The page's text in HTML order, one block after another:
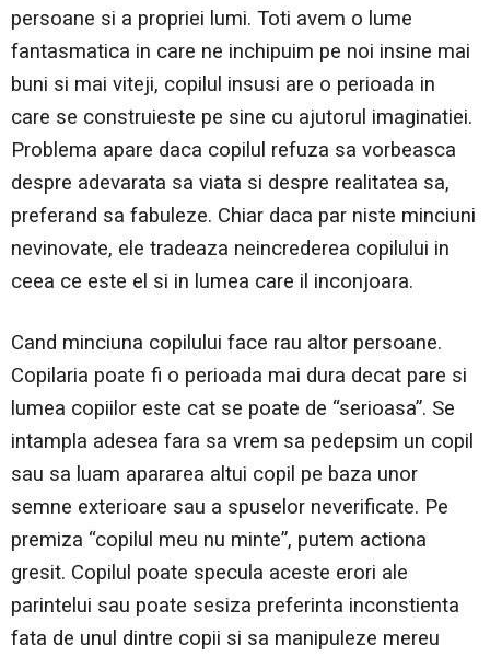
persoane si a propriei lumi. Toti avem o lume
fantasmatica in care ne inchipuim pe noi insine mai
buni si mai viteji, copilul insusi are o perioada in
care se construieste pe sine cu ajutorul imaginatiei.
Problema apare daca copilul refuza sa vorbeasca
despre adevarata sa viata si despre realitatea sa,
preferand sa fabuleze. Chiar daca par niste minciuni
nevinovate, ele tradeaza neincrederea copilului in
ceea ce este el si in lumea care il inconjoara.
Cand minciuna copilului face rau altor persoane.
Copilaria poate fi o perioada mai dura decat pare si
lumea copiilor este cat se poate de “serioasa”. Se
intampla adesea fara sa vrem sa pedepsim un copil
sau sa luam apararea altui copil pe baza unor
semne exterioare sau a spuselor neverificate. Pe
premiza “copilul meu nu minte”, putem actiona
gresit. Copilul poate specula aceste erori ale
parintelui sau poate sesiza preferinta inconstienta
fata de unul dintre copii si sa manipuleze mereu